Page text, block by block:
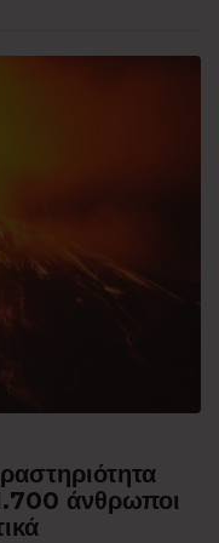
άνθρωποι